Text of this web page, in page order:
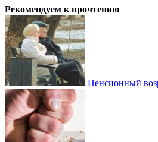
Рекомендуем к прочтению
Пенсионный